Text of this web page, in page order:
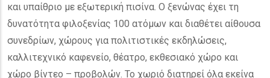
και υπαίθριο με εξωτερική πισίνα. Ο ξενώνας έχει τη
δυνατότητα φιλοξενίας 100 ατόμων και διαθέτει αίθουσα
συνεδρίων, χώρους για πολιτιστικές εκδηλώσεις,
καλλιτεχνικό καφενείο, θέατρο, εκθεσιακό χώρο και
χώρο βίντεο – προβολών. Το χωριό διατηρεί όλα εκείνα